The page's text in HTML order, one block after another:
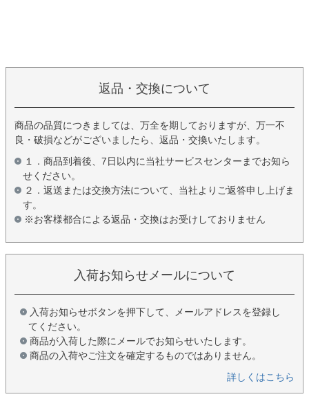
返品・交換について
商品の品質につきましては、万全を期しておりますが、万一不
良・破損などがございましたら、返品・交換いたします。
１．商品到着後、7日以内に当社サービスセンターまでお知ら
せください。
２．返送または交換方法について、当社よりご返答申し上げま
す。
※お客様都合による返品・交換はお受けしておりません
入荷お知らせメールについて
入荷お知らせボタンを押下して、メールアドレスを登録し
てください。
商品が入荷した際にメールでお知らせいたします。
商品の入荷やご注文を確定するものではありません。
詳しくはこちら